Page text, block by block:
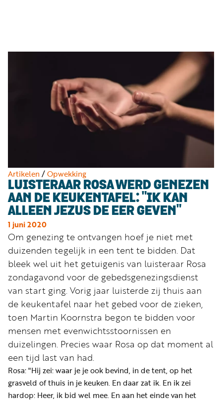
Artikelen/Opwekking
LUISTERAAR ROSA WERD GENEZEN
AAN DE KEUKENTAFEL: "IK KAN
ALLEEN JEZUS DE EER GEVEN"
1 juni 2020
Om genezing te ontvangen hoef je niet met
duizenden tegelijk in een tent te bidden. Dat
bleek wel uit het getuigenis van luisteraar Rosa
zondagavond voor de gebedsgenezingsdienst
van start ging. Vorig jaar luisterde zij thuis aan
de keukentafel naar het gebed voor de zieken,
toen Martin Koornstra begon te bidden voor
mensen met evenwichtsstoornissen en
duizelingen. Precies waar Rosa op dat moment al
een tijd last van had.
Rosa: "Hij zei: waar je je ook bevind, in de tent, op het
grasveld of thuis in je keuken. En daar zat ik. En ik zei
hardop: Heer, ik bid wel mee. En aan het einde van het
missie
Info
Word
nu
vriend
Businessclub
Adverteren
Winkel
Privacy
reglement
Algemene
voorwaarden